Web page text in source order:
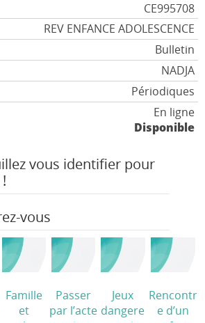
CE995708
REV ENFANCE ADOLESCENCE
Bulletin
NADJA
Périodiques
En ligne
Disponible
vous identifier pour
vous
Famille
et
Passer
par l’acte
Jeux
dangere
Rencontr
e d’un